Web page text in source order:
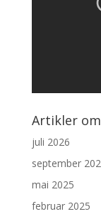
Artikler
juli 2026
september
mai 2025
februar 2025